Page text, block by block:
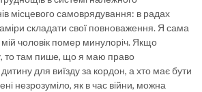
місцевого самоврядування: в радах
складати свої повноваження. Я сама
чоловік помер минулоріч. Якщо
то там пише, що я маю право
для виїзду за кордон, а хто має бути
незрозуміло, як в час війни, можна